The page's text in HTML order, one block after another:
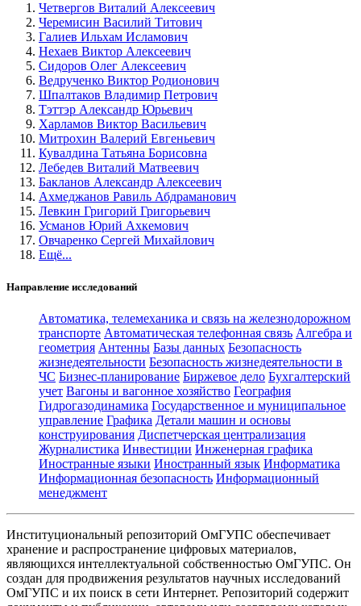
Четвергов Виталий Алексеевич
Черемисин Василий Титович
Галиев Ильхам Исламович
Нехаев Виктор Алексеевич
Сидоров Олег Алексеевич
Ведрученко Виктор Родионович
Шпалтаков Владимир Петрович
Тэттэр Александр Юрьевич
Харламов Виктор Васильевич
Митрохин Валерий Евгеньевич
Кувалдина Татьяна Борисовна
Лебедев Виталий Матвеевич
Бакланов Александр Алексеевич
Ахмеджанов Равиль Абдраманович
Левкин Григорий Григорьевич
Усманов Юрий Ахкемович
Овчаренко Сергей Михайлович
Ещё...
Направление исследований
Автоматика, телемеханика и связь на железнодорожном
транспорте Автоматическая телефонная связь Алгебра и
геометрия Антенны Базы данных Безопасность
жизнедеятельности Безопасность жизнедеятельности в
ЧС Бизнес-планирование Биржевое дело Бухгалтерский
учет Вагоны и вагонное хозяйство География
Гидрогазодинамика Государственное и муниципальное
управление Графика Детали машин и основы
конструирования Диспетчерская централизация
Журналистика Инвестиции Инженерная графика
Иностранные языки Иностранный язык Информатика
Информационная безопасность Информационный
менеджмент
Институциональный репозиторий ОмГУПС обеспечивает
хранение и распространение цифровых материалов,
являющихся интеллектуальной собственностью ОмГУПС. Он
создан для продвижения результатов научных исследований
ОмГУПС и их поиск в сети Интернет. Репозиторий содержит